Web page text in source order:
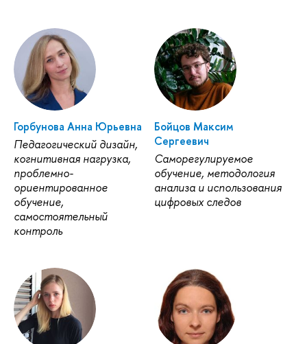
Горбунова Анна Юрьевна
Педагогический дизайн,
когнитивная нагрузка,
проблемно-
ориентированное
обучение,
самостоятельный
контроль
Бойцов Максим
Сергеевич
Саморегулируемое
обучение, методология
анализа и использования
цифровых следов